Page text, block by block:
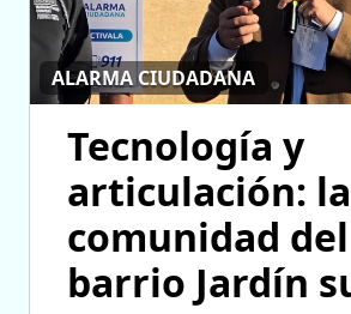
ALARMA CIUDADANA
Tecnología y
articulación: la
comunidad del
barrio Jardín